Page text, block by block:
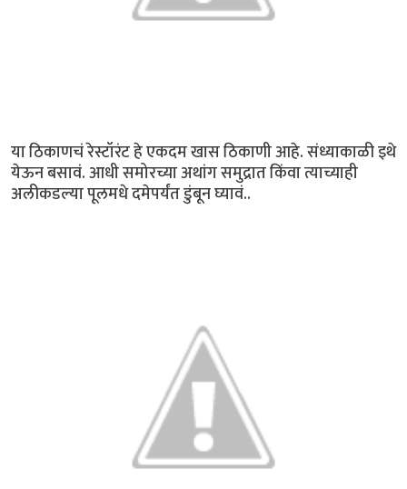
या ठिकाणचं रेस्टॉरंट हे एकदम खास ठिकाणी आहे. संध्याकाळी इथे
येऊन बसावं. आधी समोरच्या अथांग समुद्रात किंवा त्याच्याही
अलीकडल्या पूलमधे दमेपर्यंत डुंबून घ्यावं..